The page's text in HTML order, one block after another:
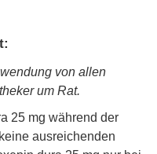
von allen
um Rat.
25 mg während der
ausreichenden